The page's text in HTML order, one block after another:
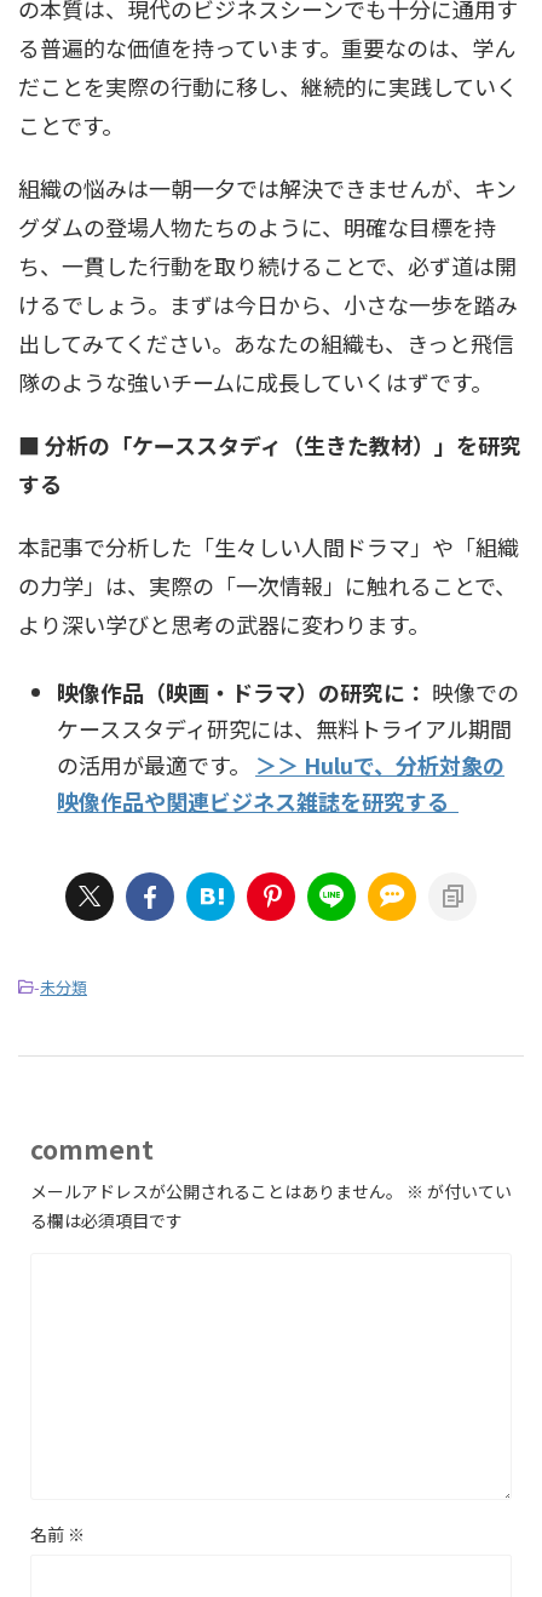
の本質は、現代のビジネスシーンでも十分に通用す
る普遍的な価値を持っています。重要なのは、学ん
だことを実際の行動に移し、継続的に実践していく
ことです。
組織の悩みは一朝一夕では解決できませんが、キン
グダムの登場人物たちのように、明確な目標を持
ち、一貫した行動を取り続けることで、必ず道は開
けるでしょう。まずは今日から、小さな一歩を踏み
出してみてください。あなたの組織も、きっと飛信
隊のような強いチームに成長していくはずです。
■ 分析の「ケーススタディ（生きた教材）」を研究
する
本記事で分析した「生々しい人間ドラマ」や「組織
の力学」は、実際の「一次情報」に触れることで、
より深い学びと思考の武器に変わります。
映像作品（映画・ドラマ）の研究に： 映像での
ケーススタディ研究には、無料トライアル期間
の活用が最適です。 ＞＞ Huluで、分析対象の
映像作品や関連ビジネス雑誌を研究する
-未分類
comment
メールアドレスが公開されることはありません。 ※ が付いてい
る欄は必須項目です
名前 ※